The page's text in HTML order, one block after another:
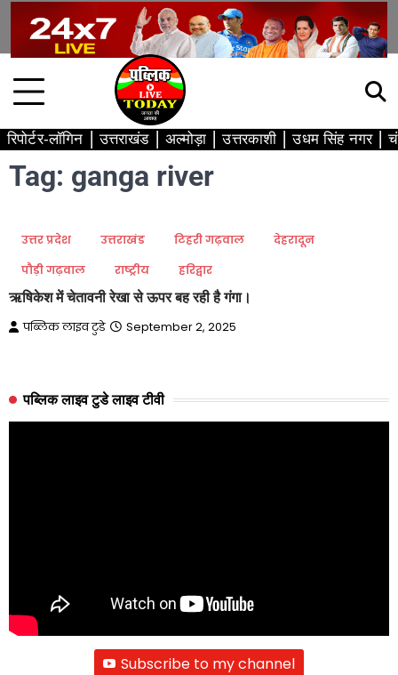
content
रिपोर्टर-लॉगिन उत्तराखंड अल्मोड़ा उत्तरकाशी उधम सिंह नगर
Tag: ganga river
उत्तर प्रदेश उत्तराखंड टिहरी गढ़वाल
देहरादून
पौड़ी गढ़वाल
राष्ट्रीय हरिद्वार
ऋषिकेश में चेतावनी रेखा से ऊपर बह रही है गंगा।
पब्लिक लाइव टुडे September 2, 2025
पब्लिक लाइव टुडे लाइव टीवी
Subscribe to my channel